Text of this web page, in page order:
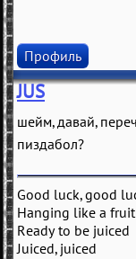
Профиль
JUS
шейм, давай,
пиздабол?
Good luck, good
Hanging like a fruit
Ready to be juiced
Juiced, juiced